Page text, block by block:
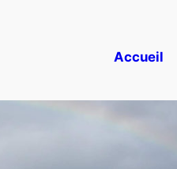
Accueil